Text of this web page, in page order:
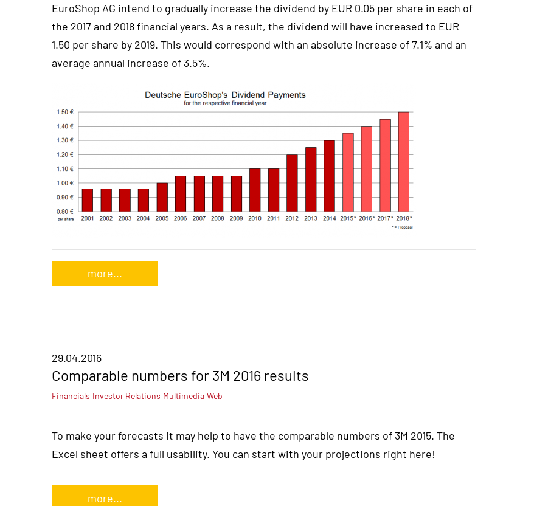
EuroShop AG intend to gradually increase the dividend by EUR 0.05 per share in each of
the 2017 and 2018 financial years. As a result, the dividend will have increased to EUR
1.50 per share by 2019. This would correspond with an absolute increase of 7.1% and an
average annual increase of 3.5%.
more...
29.04.2016
Comparable numbers for 3M 2016 results
Financials Investor Relations Multimedia Web
To make your forecasts it may help to have the comparable numbers of 3M 2015. The
Excel sheet offers a full usability. You can start with your projections right here!
more...